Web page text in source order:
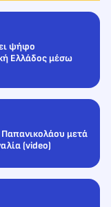
ψήφο
Ελλάδος μέσω
Παπανικολάου μετά
(video)